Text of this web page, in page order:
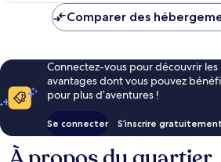
Comparer des
Connectez-vous pour découvrir
avantages dont vous pouvez
pour plus d’aventures !
Se connecter S’inscrire gratuitement